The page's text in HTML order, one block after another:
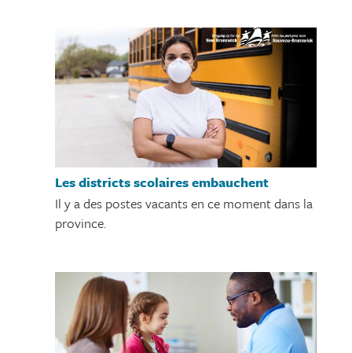
Les districts scolaires embauchent
Il y a des postes vacants en ce moment dans la
province.